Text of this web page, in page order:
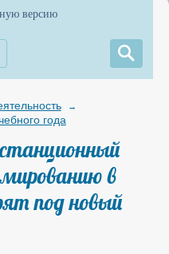
версию
→
года
в
под новый